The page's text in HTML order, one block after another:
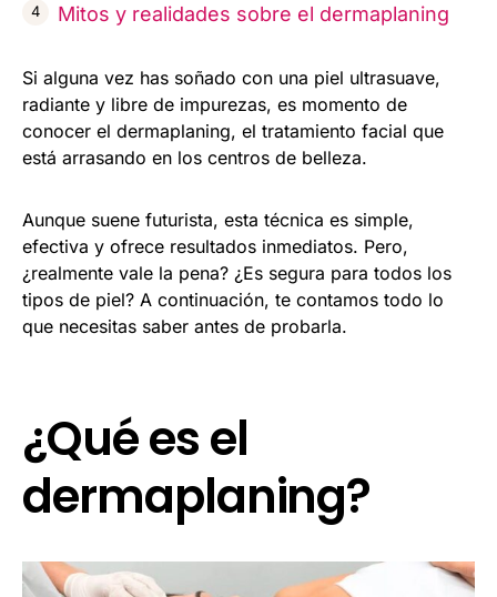
Mitos y realidades sobre el dermaplaning
Si alguna vez has soñado con una piel ultrasuave,
radiante y libre de impurezas, es momento de
conocer el dermaplaning, el tratamiento facial que
está arrasando en los centros de belleza.
Aunque suene futurista, esta técnica es simple,
efectiva y ofrece resultados inmediatos. Pero,
¿realmente vale la pena? ¿Es segura para todos los
tipos de piel? A continuación, te contamos todo lo
que necesitas saber antes de probarla.
¿Qué es el
dermaplaning?